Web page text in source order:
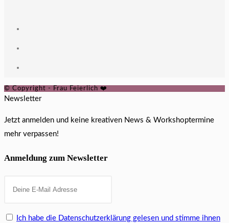
© Copyright - Frau Feierlich ❤️
Newsletter
Jetzt anmelden und keine kreativen News & Workshoptermine
mehr verpassen!
Anmeldung zum Newsletter
Ich habe die Datenschutzerklärung gelesen und stimme ihnen